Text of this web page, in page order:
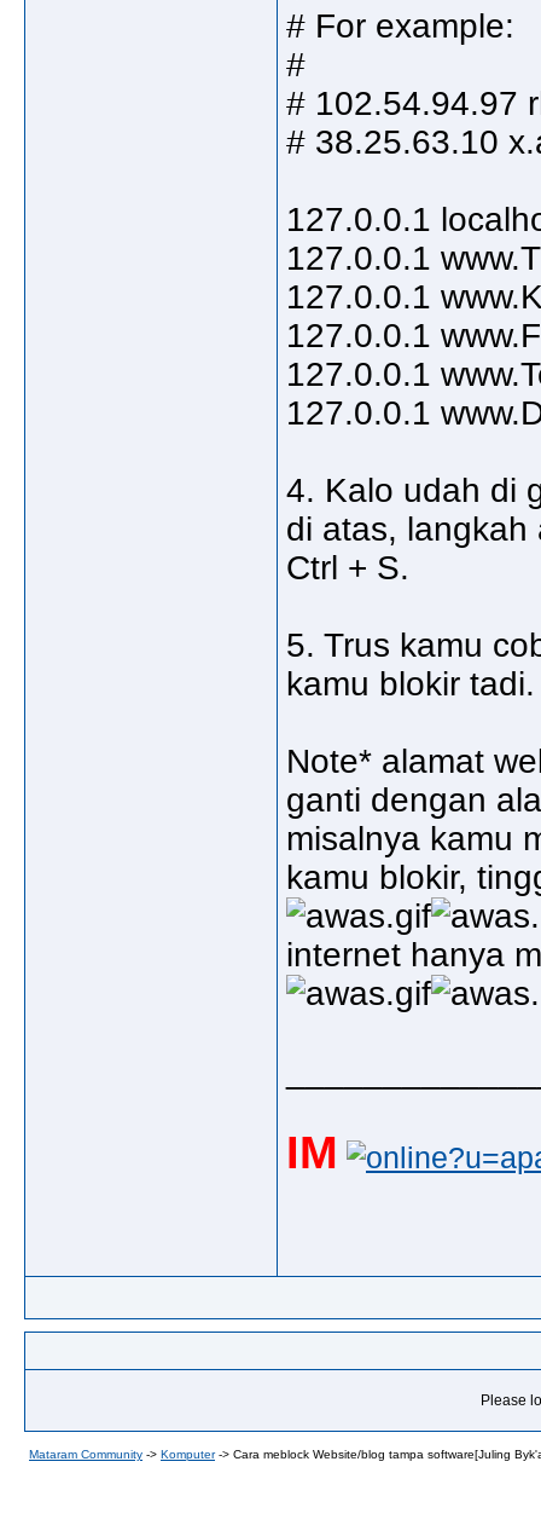
# For example:
#
# 102.54.94.97
# 38.25.63.10
127.0.0.1
127.0.0.1
127.0.0.1
127.0.0.1
127.0.0.1
127.0.0.1
4. Kalo udah di
di atas, langkah
Ctrl + S.
5. Trus kamu
kamu blokir
Note* alamat
ganti dengan
misalnya kamu
kamu blokir,
internet hanya
IM
Please
Mataram Community -> Komputer-> Cara meblock Website/blog tampa software[Juling